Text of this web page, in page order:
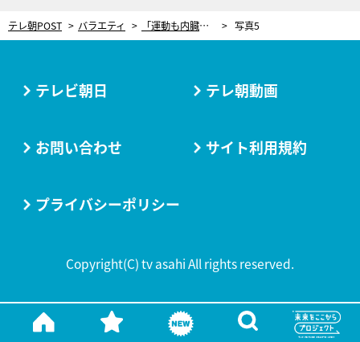
テレ朝POST バラエティ 「運動も内臓もどっちもダメ！」ももクロ・佐々木彩夏が足ツボ＆イス取りゲームで悶絶！ 写真5
テレビ朝日 テレ朝動画
お問い合わせ サイト利用規約
プライバシーポリシー
Copyright(C) tv asahi All rights reserved.